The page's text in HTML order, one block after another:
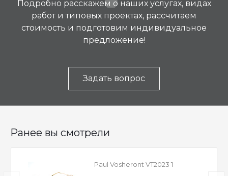
Подробно расскажем о наших услугах, видах
работ и типовых проектах, рассчитаем
стоимость и подготовим индивидуальное
предложение!
Задать вопрос
Ранее вы смотрели
Paul Vosheront VT2023 1